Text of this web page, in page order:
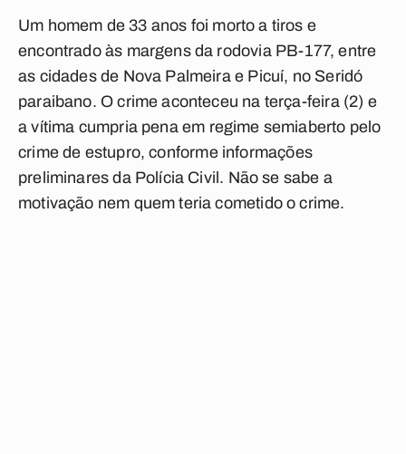
Um homem de 33 anos foi morto a tiros e
encontrado às margens da rodovia PB-177, entre
as cidades de Nova Palmeira e Picuí, no Seridó
paraibano. O crime aconteceu na terça-feira (2) e
a vítima cumpria pena em regime semiaberto pelo
crime de estupro, conforme informações
preliminares da Polícia Civil. Não se sabe a
motivação nem quem teria cometido ocrime.